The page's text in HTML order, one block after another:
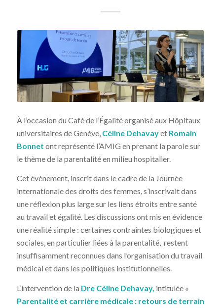
À l’occasion du Café de l’Égalité organisé aux Hôpitaux
universitaires de Genève, Céline Dehavayet Romain
Bonnet ont représenté l’AMIG en prenant la parole sur
le thème de la parentalité en milieu hospitalier.
Cet événement, inscrit dans le cadre de la Journée
internationale des droits des femmes, s’inscrivait dans
une réflexion plus large sur les liens étroits entre santé
au travail et égalité. Les discussions ont mis en évidence
une réalité simple : certaines contraintes biologiques et
sociales, en particulier liées à la parentalité, restent
insuffisamment reconnues dans l’organisation du travail
médical et dans les politiques institutionnelles.
L’intervention de la Dre Céline Dehavay, intitulée «
Parentalité et carrière médicale : retours de terrain